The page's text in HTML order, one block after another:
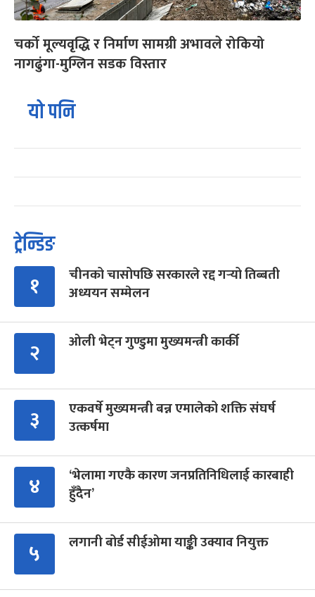
चर्को मूल्यवृद्धि र निर्माण सामग्री अभावले रोकियो
नागढुंगा-मुग्लिन सडक विस्तार
यो पनि
ट्रेन्डिङ
१
चीनको चासोपछि सरकारले रद्द गर्‍यो तिब्बती
अध्ययन सम्मेलन
२ ओली भेट्न गुण्डुमा मुख्यमन्त्री कार्की
३
एकवर्षे मुख्यमन्त्री बन्न एमालेको शक्ति संघर्ष
उत्कर्षमा
४
‘भेलामा गएकै कारण जनप्रतिनिधिलाई कारबाही
हुँदैन’
५ लगानी बोर्ड सीईओमा याङ्की उक्याव नियुक्त